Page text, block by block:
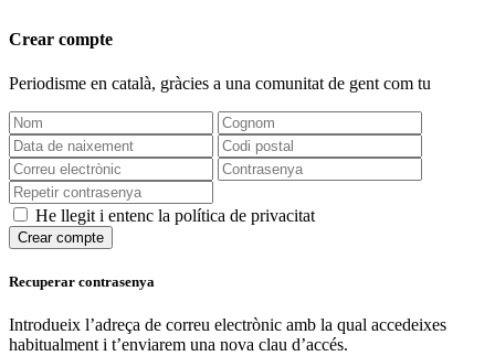
Crear compte
Periodisme en català, gràcies a una comunitat de gent com tu
He llegit i entenc la política de privacitat
Crear compte
Recuperar contrasenya
Introdueix l’adreça de correu electrònic amb la qual accedeixes
habitualment i t’enviarem una nova clau d’accés.